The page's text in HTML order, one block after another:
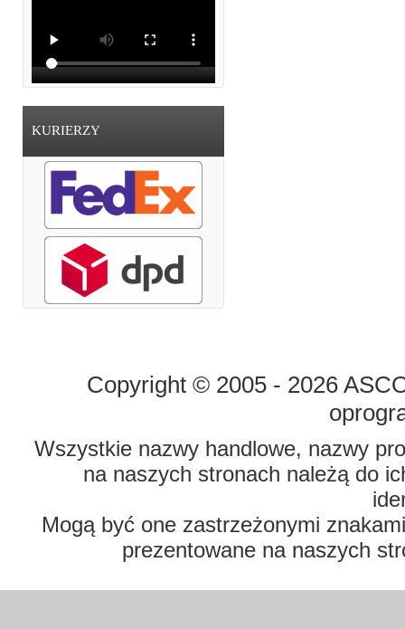
KURIERZY
Copyright © 2005 - 2026
Wszystkie nazwy handlowe, nazwy
na naszych stronach należą do
Mogą być one zastrzeżonymi
prezentowane na naszych